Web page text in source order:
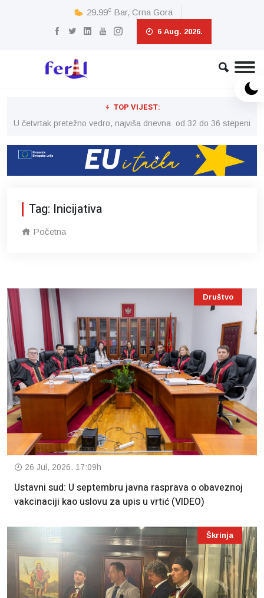
29.99c Bar, Crna Gora
6 Aug. 2026.
TOP VIJEST:
U četvrtak pretežno vedro, najviša dnevna od 32 do 36 stepeni
Tag: Inicijativa
Početna
Društvo
26 Jul, 2026. 17:09h
Ustavni sud: U septembru javna rasprava o obaveznoj
vakcinaciji kao uslovu za upis u vrtić (VIDEO)
Škrinja